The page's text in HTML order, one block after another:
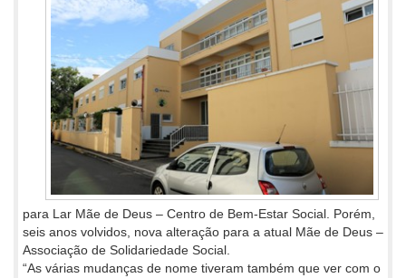
para Lar Mãe de Deus – Centro de Bem-Estar Social. Porém,
seis anos volvidos, nova alteração para a atual Mãe de Deus –
Associação de Solidariedade Social.
“As várias mudanças de nome tiveram também que ver com o